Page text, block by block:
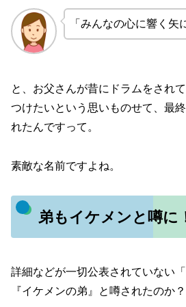
「みんなの心に響く矢
と、お父さんが昔にドラムをされ
つけたいという思いものせて、最
れたんですって。
素敵な名前ですよね。
弟もイケメンと噂に
詳細などが一切公表されていない
『イケメンの弟』と噂されたのか？